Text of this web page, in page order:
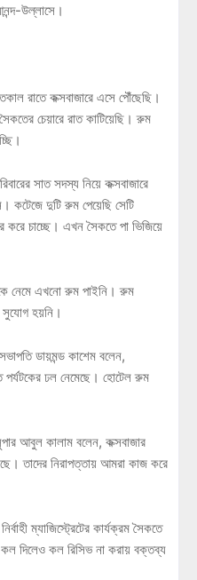
উল্লাসে।
রাতে কক্সবাজারে এসে পৌঁছেছি।
চেয়ারে রাত কাটিয়েছি। রুম
সাত সদস্য নিয়ে কক্সবাজারে
কটেজে দুটি রুম পেয়েছি সেটি
চাচ্ছে। এখন সৈকতে পা ভিজিয়ে
নেমে এখনো রুম পাইনি। রুম
হয়নি।
ডায়মন্ড কাশেম বলেন,
পর্যটকের ঢল নেমেছে। হোটেল রুম
আবুল কালাম বলেন, কক্সবাজার
তাদের নিরাপত্তায় আমরা কাজ করে
ম্যাজিস্ট্রেটের কার্যক্রম সৈকতে
দিলেও কল রিসিভ না করায় বক্তব্য